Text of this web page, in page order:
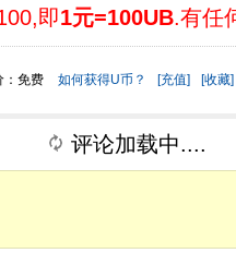
即1元=100UB.有任
：免费 如何获得U币？ [充值] [收藏]
评论加载中....